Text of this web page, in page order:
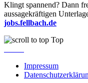
Klingt spannend? Dann
aussagekräftigen
jobs.fellbach.de
Top
Impressum